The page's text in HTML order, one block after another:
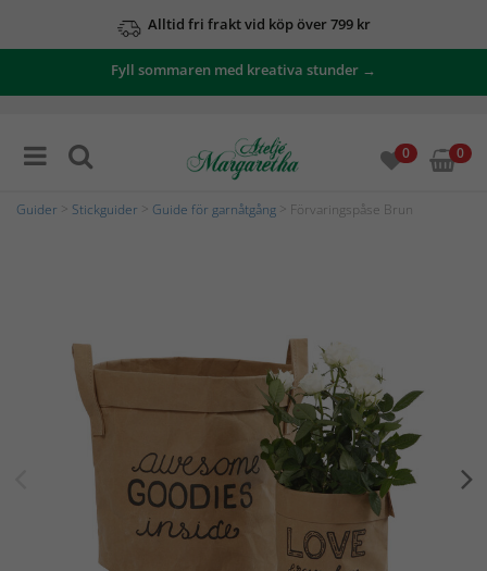
Alltid fri frakt vid köp över 799 kr
Fyll sommaren med kreativa stunder →
0 0
Guider Stickguider Guide för garnåtgång > Förvaringspåse Brun